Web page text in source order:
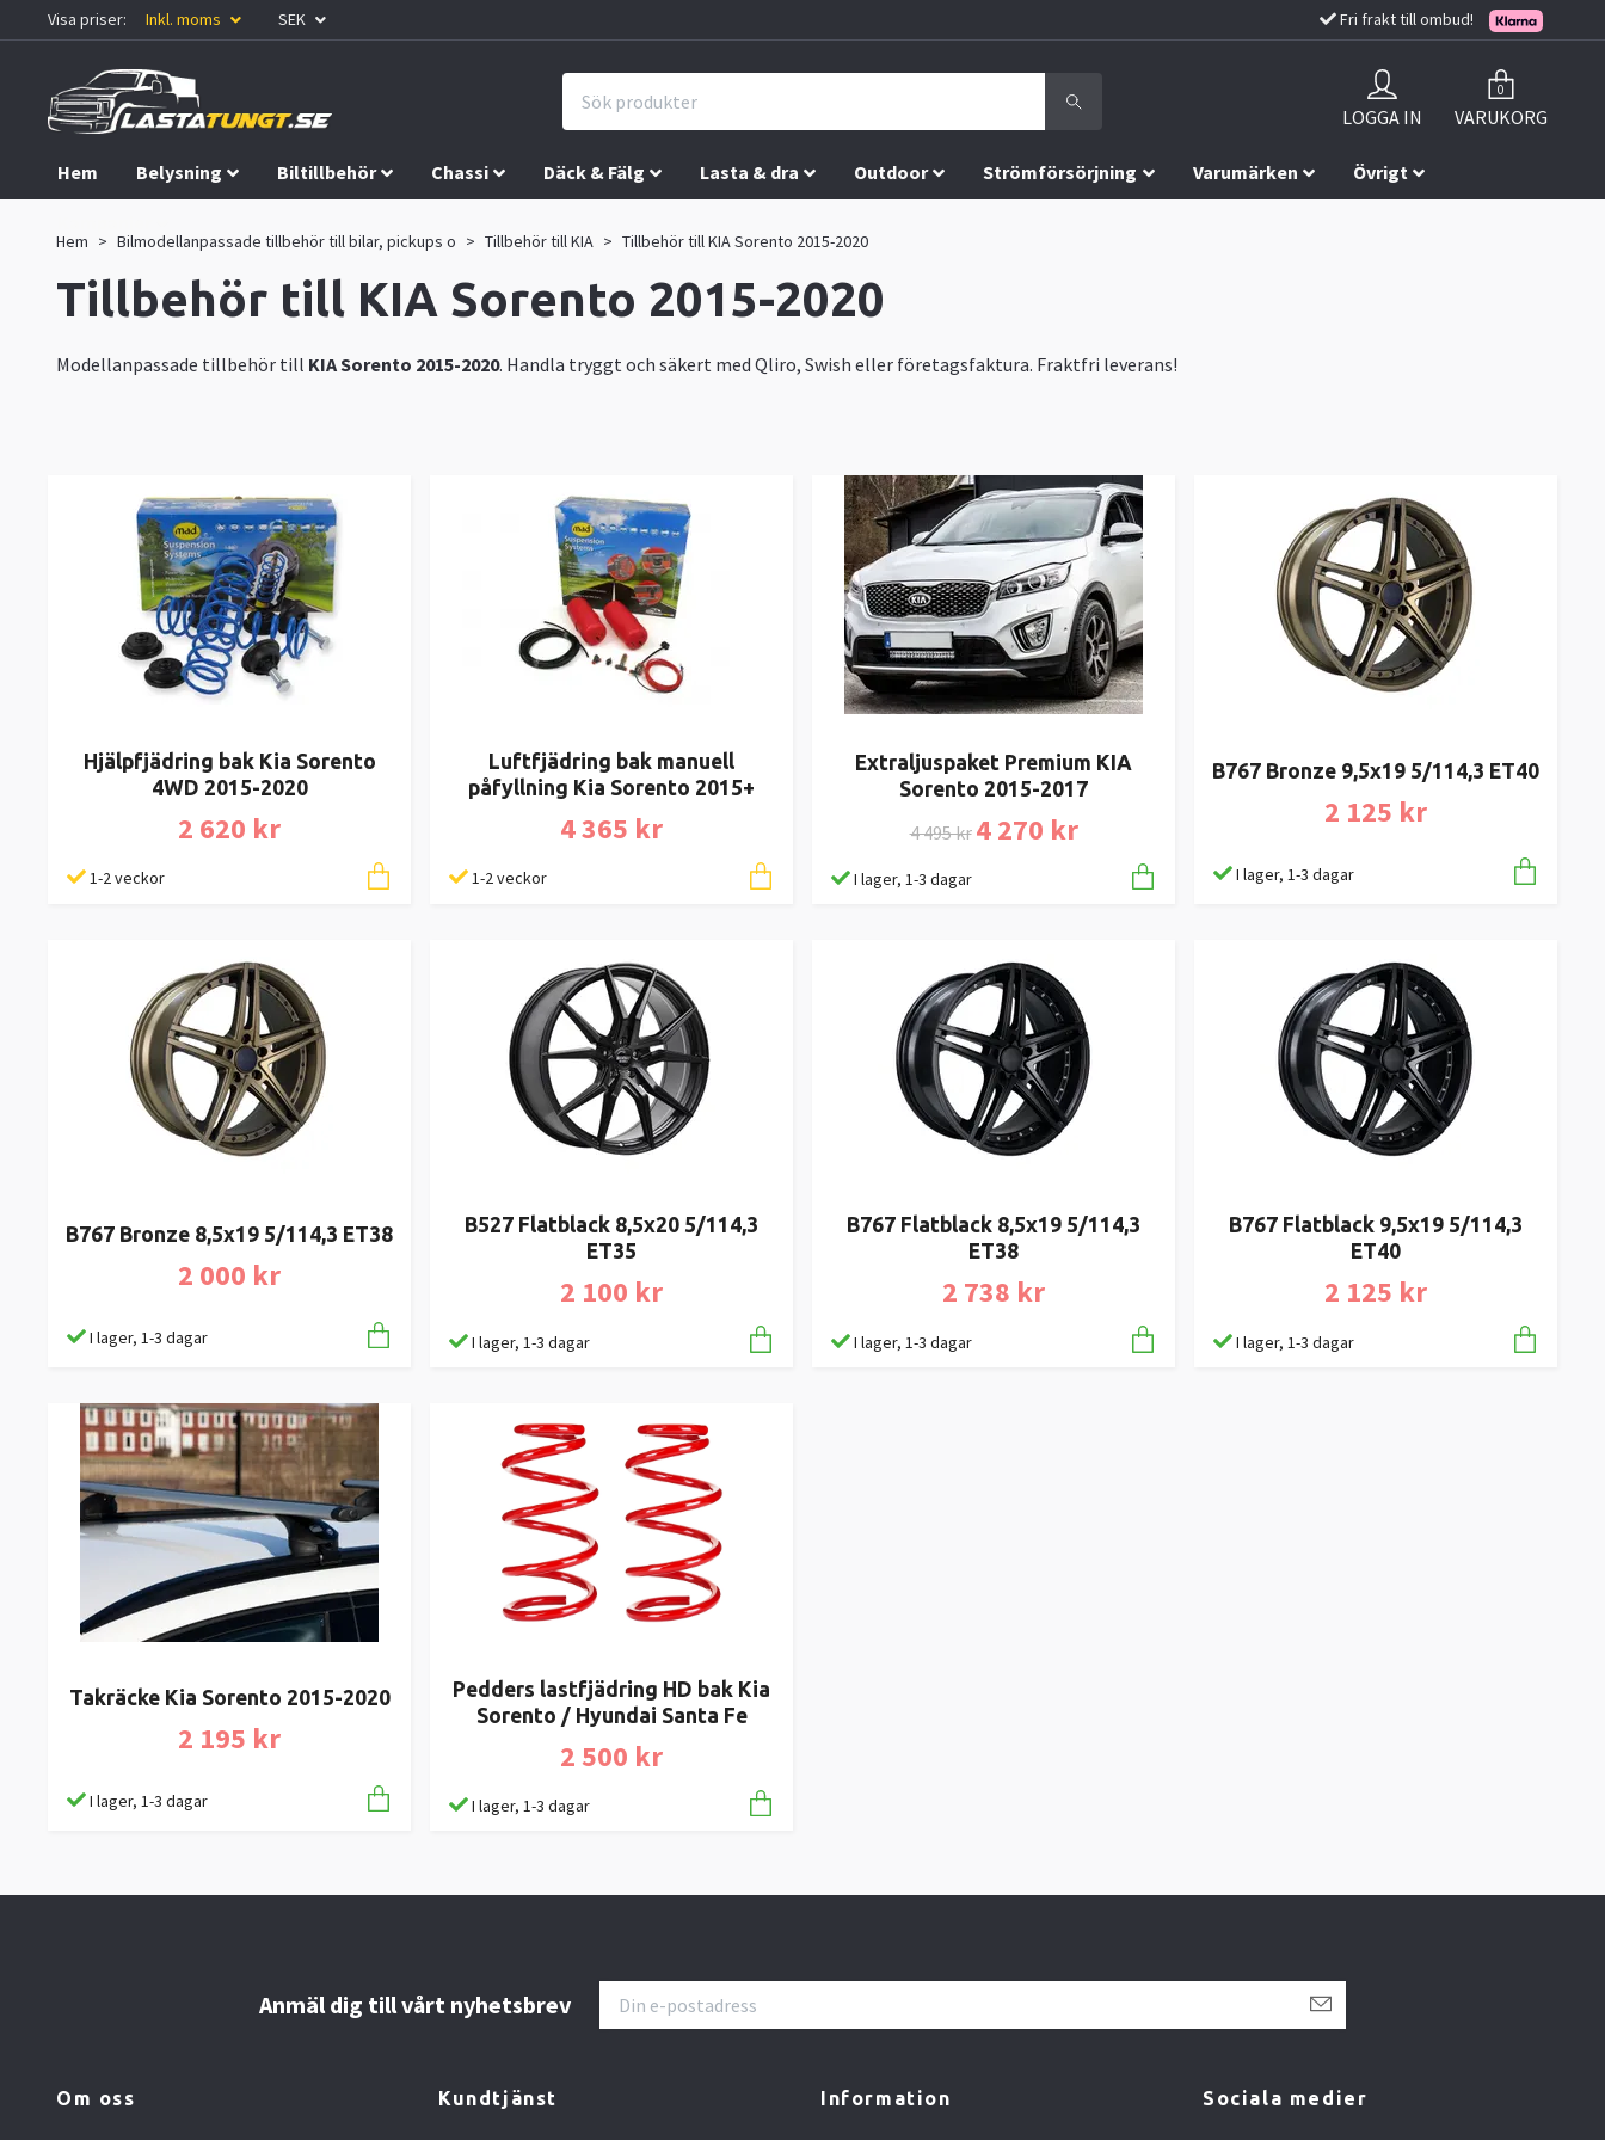
Visa priser: Inkl. moms SEK Fri frakt till ombud!
LOGGA IN
0
VARUKORG
Hem Belysning Biltillbehör Chassi Däck & Fälg Lasta & dra Outdoor Strömförsörjning Varumärken Övrigt
Hem Bilmodellanpassade tillbehör till bilar, pickups o Tillbehör till KIA Tillbehör till KIA Sorento 2015-2020
Tillbehör till KIA Sorento 2015-2020
Modellanpassade tillbehör till KIA Sorento 2015-2020. Handla tryggt och säkert med Qliro, Swish eller företagsfaktura. Fraktfri leverans!
Hjälpfjädring bak Kia Sorento
4WD 2015-2020
2 620 kr
1-2 veckor
Luftfjädring bak manuell
påfyllning Kia Sorento 2015+
4 365 kr
1-2 veckor
Extraljuspaket Premium KIA
Sorento 2015-2017
4 495 kr 4 270 kr
I lager, 1-3 dagar
B767 Bronze 9,5x19 5/114,3 ET40
2 125 kr
I lager, 1-3 dagar
B767 Bronze 8,5x19 5/114,3 ET38
2 000 kr
I lager, 1-3 dagar
B527 Flatblack 8,5x20 5/114,3
ET35
2 100 kr
I lager, 1-3 dagar
B767 Flatblack 8,5x19 5/114,3
ET38
2 738 kr
I lager, 1-3 dagar
B767 Flatblack 9,5x19 5/114,3
ET40
2 125 kr
I lager, 1-3 dagar
Takräcke Kia Sorento 2015-2020
2 195 kr
I lager, 1-3 dagar
Pedders lastfjädring HD bak Kia
Sorento / Hyundai Santa Fe
2 500 kr
I lager, 1-3 dagar
Anmäl dig till vårt nyhetsbrev
Om oss Kundtjänst Information Sociala medier